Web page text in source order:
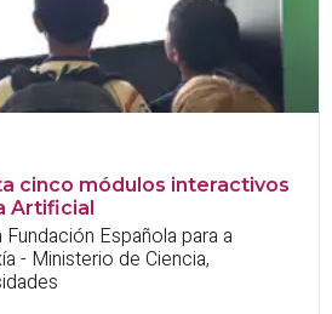
cinco módulos interactivos
Artificial
Española para a
- Ministerio de Ciencia,